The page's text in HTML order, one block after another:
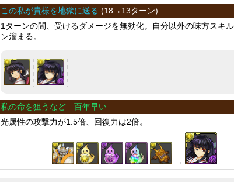
この私が貴様を地獄に送る (18→13ターン)
1ターンの間、受けるダメージを無効化。自分以外の味方スキ
ン溜まる。
私の命を狙うなど…百年早い
光属性の攻撃力が1.5倍、回復力は2倍。
→